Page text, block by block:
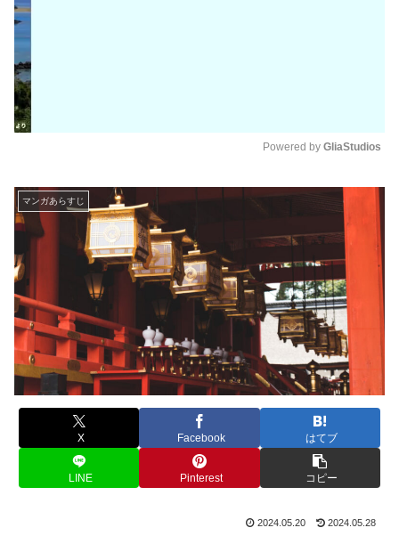
e
Powered by GliaStudios
マンガあらすじ
X Facebook はてブ
LINE Pinterest コピー
2024.05.20 2024.05.28